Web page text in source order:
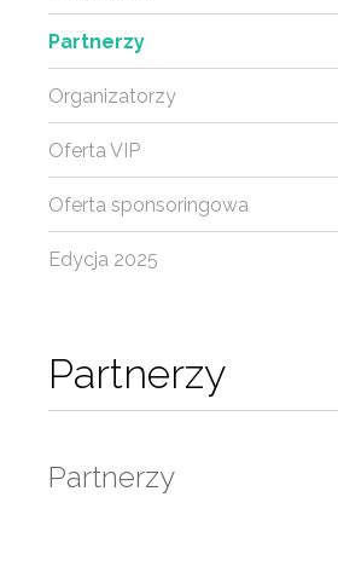
Partnerzy
Partnerzy
Partnerzy
Organizatorzy
Oferta VIP
Oferta sponsoringowa
Edycja 2025